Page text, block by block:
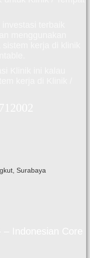
Surabaya